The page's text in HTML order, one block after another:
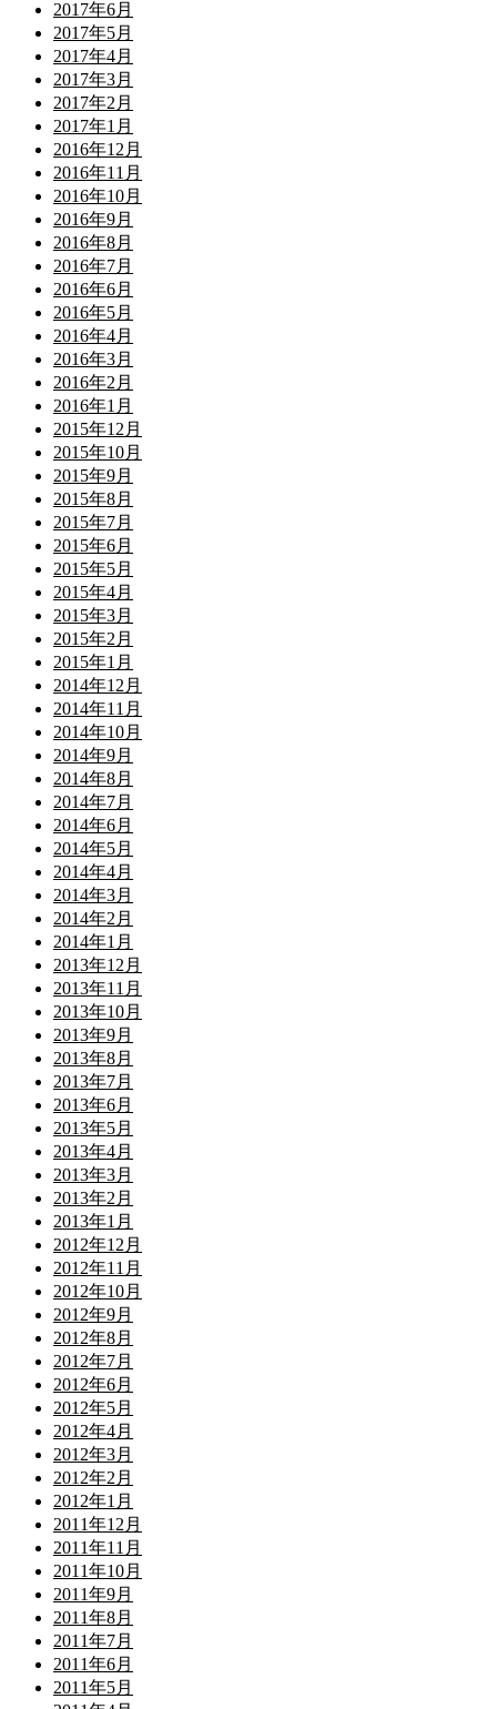
2017年6月
2017年5月
2017年4月
2017年3月
2017年2月
2017年1月
2016年12月
2016年11月
2016年10月
2016年9月
2016年8月
2016年7月
2016年6月
2016年5月
2016年4月
2016年3月
2016年2月
2016年1月
2015年12月
2015年10月
2015年9月
2015年8月
2015年7月
2015年6月
2015年5月
2015年4月
2015年3月
2015年2月
2015年1月
2014年12月
2014年11月
2014年10月
2014年9月
2014年8月
2014年7月
2014年6月
2014年5月
2014年4月
2014年3月
2014年2月
2014年1月
2013年12月
2013年11月
2013年10月
2013年9月
2013年8月
2013年7月
2013年6月
2013年5月
2013年4月
2013年3月
2013年2月
2013年1月
2012年12月
2012年11月
2012年10月
2012年9月
2012年8月
2012年7月
2012年6月
2012年5月
2012年4月
2012年3月
2012年2月
2012年1月
2011年12月
2011年11月
2011年10月
2011年9月
2011年8月
2011年7月
2011年6月
2011年5月